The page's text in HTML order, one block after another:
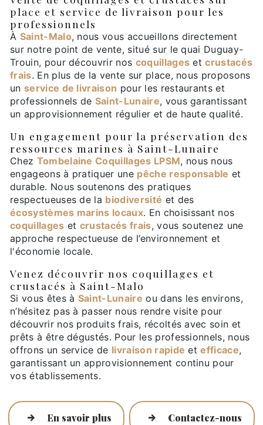
place et service de livraison pour les
professionnels
À Saint-Malo, nous vous accueillons directement
sur notre point de vente, situé sur le quai Duguay-
Trouin, pour découvrir nos coquillages etcrustacés
frais. En plus de la vente sur place, nous proposons
un service de livraison pour les restaurants et
professionnels de Saint-Lunaire, vous garantissant
un approvisionnement régulier et de haute qualité.
Un engagement pour la préservation des
ressources marines à Saint-Lunaire
Chez Tombelaine Coquillages LPSM, nous nous
engageons à pratiquer une pêche responsable et
durable. Nous soutenons des pratiques
respectueuses de la biodiversité et des
écosystèmes marins locaux. En choisissant nos
coquillages et crustacés frais, vous soutenez une
approche respectueuse de l’environnement et
l'économie locale.
Venez découvrir nos coquillages et
crustacés à Saint-Malo
Si vous êtes à Saint-Lunaire ou dans les environs,
n’hésitez pas à passer nous rendre visite pour
découvrir nos produits frais, récoltés avec soin et
prêts à être dégustés. Pour les professionnels, nous
offrons un service de livraison rapide etefficace,
garantissant un approvisionnement continu pour
vos établissements.
En savoir plus Contactez-nous